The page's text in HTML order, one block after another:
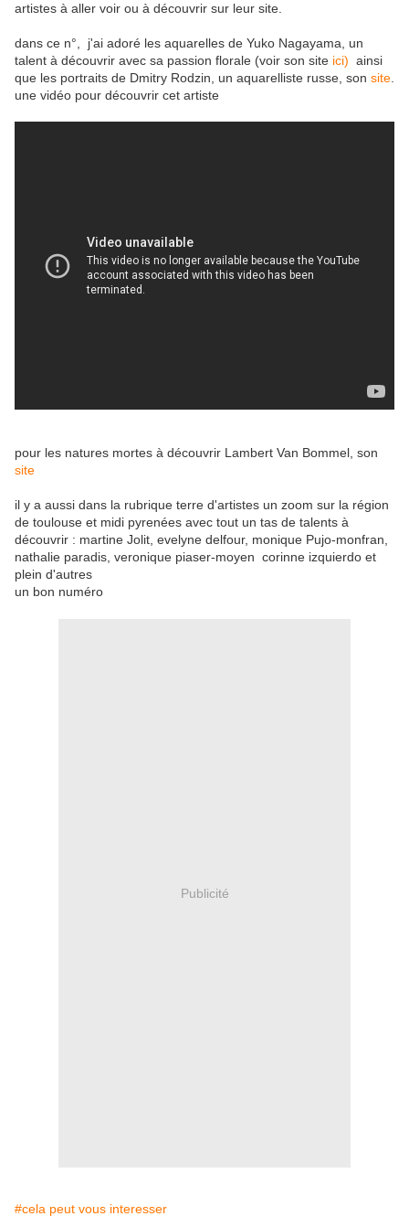
artistes à aller voir ou à découvrir sur leur site.
dans ce n°, j'ai adoré les aquarelles de Yuko Nagayama, un
talent à découvrir avec sa passion florale (voir son site ici) ainsi
que les portraits de Dmitry Rodzin, un aquarelliste russe, son site
une vidéo pour découvrir cet artiste
pour les natures mortes à découvrir Lambert Van Bommel, son
site
il y a aussi dans la rubrique terre d'artistes un zoom sur la région
de toulouse et midi pyrenées avec tout un tas de talents à
découvrir : martine Jolit, evelyne delfour, monique Pujo-monfran,
nathalie paradis, veronique piaser-moyen corinne izquierdo et
plein d'autres
un bon numéro
Publicité
#cela peut vous interesser